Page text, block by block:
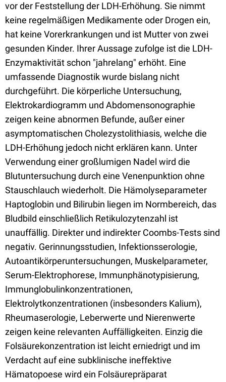
vor der Feststellung der LDH-Erhöhung. Sie nimmt
keine regelmäßigen Medikamente oder Drogen ein,
hat keine Vorerkrankungen und ist Mutter von zwei
gesunden Kinder. Ihrer Aussage zufolge ist die LDH-
Enzymaktivität schon "jahrelang" erhöht. Eine
umfassende Diagnostik wurde bislang nicht
durchgeführt. Die körperliche Untersuchung,
Elektrokardiogramm und Abdomensonographie
zeigen keine abnormen Befunde, außer einer
asymptomatischen Cholezystolithiasis, welche die
LDH-Erhöhung jedoch nicht erklären kann. Unter
Verwendung einer großlumigen Nadel wird die
Blutuntersuchung durch eine Venenpunktion ohne
Stauschlauch wiederholt. Die Hämolyseparameter
Haptoglobin und Bilirubin liegen im Normbereich, das
Bludbild einschließlich Retikulozytenzahl ist
unauffällig. Direkter und indirekter Coombs-Tests sind
negativ. Gerinnungsstudien, Infektionsserologie,
Autoantikörperuntersuchungen, Muskelparameter,
Serum-Elektrophorese, Immunphänotypisierung,
Immunglobulinkonzentrationen,
Elektrolytkonzentrationen (insbesonders Kalium),
Rheumaserologie, Leberwerte und Nierenwerte
zeigen keine relevanten Auffälligkeiten. Einzig die
Folsäurekonzentration ist leicht erniedrigt und im
Verdacht auf eine subklinische ineffektive
Hämatopoese wird ein Folsäurepräparat